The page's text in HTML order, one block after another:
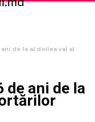
de la al doilea val al
de ani de la